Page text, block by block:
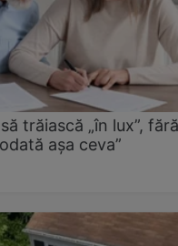
trăiască „în lux”, fără
așa ceva”